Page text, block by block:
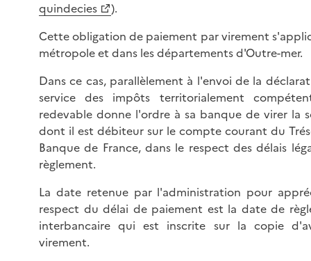
quindecies
).
Cette obligation de paiement par virement
métropole et dans les départements d'Outre-mer.
Dans ce cas, parallèlement à l'envoi de la
service des impôts territorialement
redevable donne l'ordre à sa banque de virer la
dont il est débiteur sur le compte courant du
Banque de France, dans le respect des délais
règlement.
La date retenue par l'administration pour
respect du délai de paiement est la date de
interbancaire qui est inscrite sur la copie
virement.